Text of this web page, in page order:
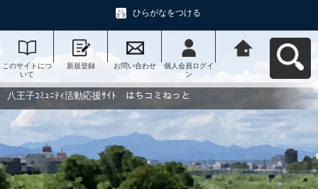
ひらがなをつける
このサイトにつ
いて
新規登録 お問い合わせ
個人会員ログイ
ン
動応援ｻｲﾄ はち
コミねっとへ戻
八王子ｺﾐｭﾆﾃｨ活動応援ｻｲﾄ はちコミねっと